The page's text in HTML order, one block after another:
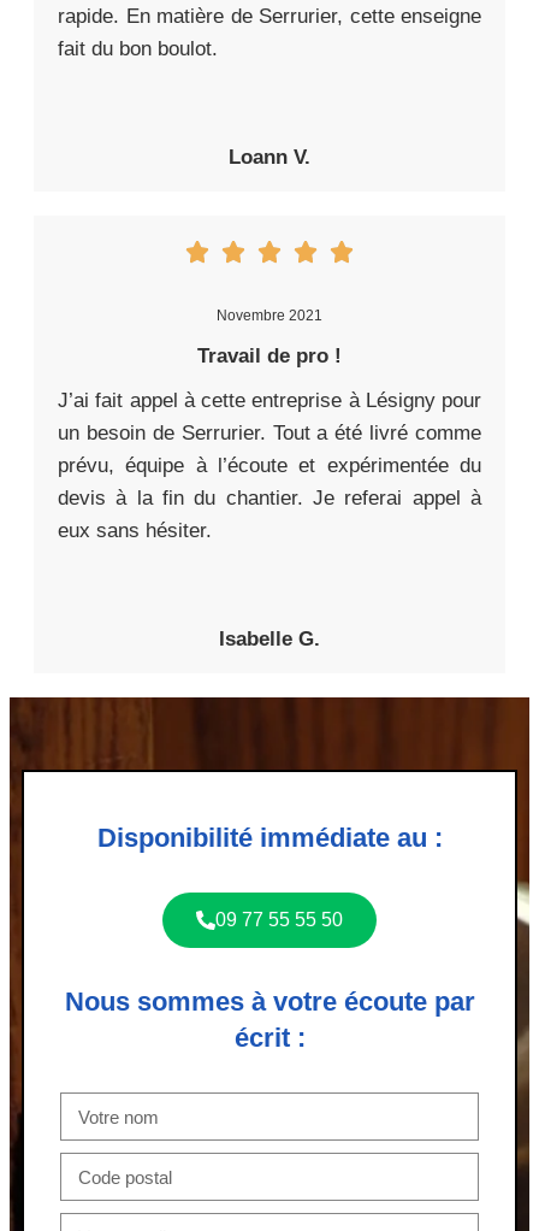
rapide. En matière de Serrurier, cette enseigne
fait du bon boulot.
Loann V.
Novembre 2021
Travail de pro !
J’ai fait appel à cette entreprise à Lésigny pour
un besoin de Serrurier. Tout a été livré comme
prévu, équipe à l’écoute et expérimentée du
devis à la fin du chantier. Je referai appel à
eux sans hésiter.
Isabelle G.
Disponibilité immédiate au :
09 77 55 55 50
Nous sommes à votre écoute par
écrit :